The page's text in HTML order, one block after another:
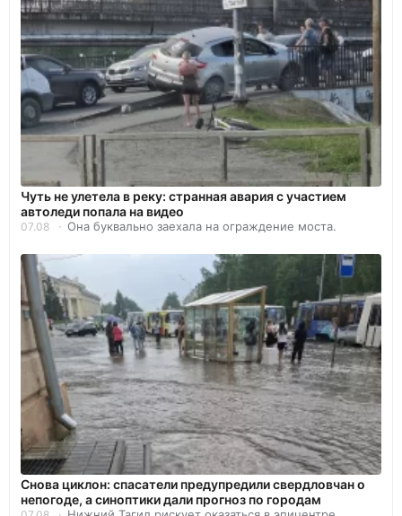
Чуть не улетела в реку: странная авария с участием
автоледи попала на видео
07.08 Она буквально заехала на ограждение моста.
Снова циклон: спасатели предупредили свердловчан о
непогоде, а синоптики дали прогноз по городам